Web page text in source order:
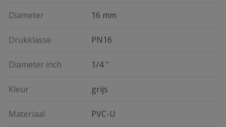
Diameter 16 mm
Drukklasse PN16
Diameter inch 1/4 ''
Kleur grijs
Materiaal PVC-U